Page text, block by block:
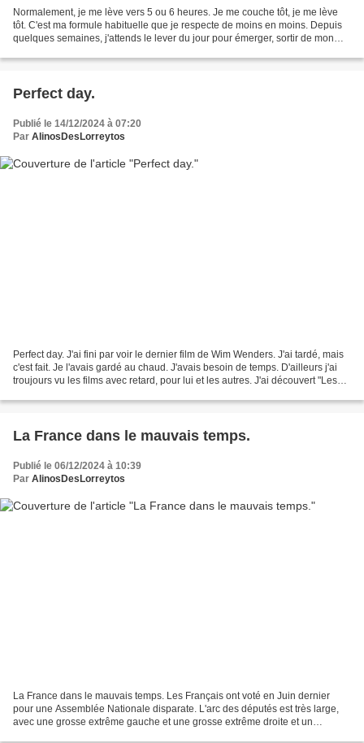
Normalement, je me lève vers 5 ou 6 heures. Je me couche tôt, je me lève
tôt. C'est ma formule habituelle que je respecte de moins en moins. Depuis
quelques semaines, j'attends le lever du jour pour émerger, sortir de mon
Perfect day.
Publié le 14/12/2024 à 07:20
Par AlinosDesLorreytos
Perfect day. J'ai fini par voir le dernier film de Wim Wenders. J'ai tardé, mais
c'est fait. Je l'avais gardé au chaud. J'avais besoin de temps. D'ailleurs j'ai
troujours vu les films avec retard, pour lui et les autres. J'ai découvert "Les
La France dans le mauvais temps.
Publié le 06/12/2024 à 10:39
Par AlinosDesLorreytos
La France dans le mauvais temps. Les Français ont voté en Juin dernier
pour une Assemblée Nationale disparate. L'arc des députés est très large,
avec une grosse extrême gauche et une grosse extrême droite et un